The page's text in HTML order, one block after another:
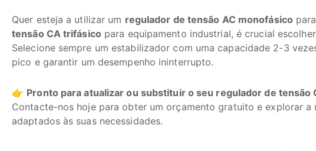
Quer esteja a utilizar um regulador de tensão AC monofásico
tensão CA trifásico para equipamento industrial, é crucial
Selecione sempre um estabilizador com uma capacidade 2-3
pico e garantir um desempenho ininterrupto.
👉 Pronto para atualizar ou substituir o seu regulador de tensão
Contacte-nos hoje para obter um orçamento gratuito e explorar a
adaptados às suas necessidades.